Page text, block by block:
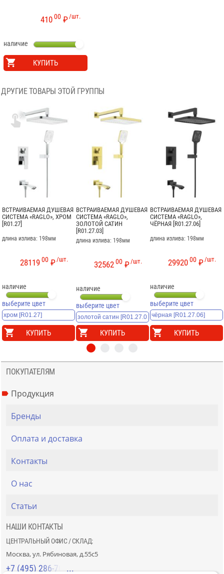
/шт.
41000 ₽
наличие
КУПИТЬ
ДРУГИЕ ТОВАРЫ ЭТОЙ ГРУППЫ
ВСТРАИВАЕМАЯ ДУШЕВАЯ
СИСТЕМА «RAGLO», ХРОМ
[R01.27]
длина излива: 198мм
/шт.
2811900 ₽
наличие
выберите цвет
КУПИТЬ
ВСТРАИВАЕМАЯ ДУШЕВАЯ
СИСТЕМА «RAGLO»,
ЗОЛОТОЙ САТИН
[R01.27.03]
длина излива: 198мм
/шт.
3256200 ₽
наличие
выберите цвет
КУПИТЬ
ВСТРАИВАЕМАЯ ДУШЕВАЯ
СИСТЕМА «RAGLO»,
ЧЁРНАЯ [R01.27.06]
длина излива: 198мм
/шт.
2992000 ₽
наличие
выберите цвет
КУПИТЬ

ПОКУПАТЕЛЯМ
Продукция
Бренды
Оплата и доставка
Контакты
О нас
Статьи
НАШИ КОНТАКТЫ
ЦЕНТРАЛЬНЫЙ ОФИС / СКЛАД:
Москва, ул. Рябиновая, д.55с5
+7 (495) 286-70-40